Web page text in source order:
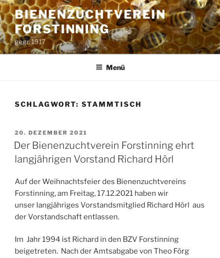
Zum
Inhalt
springen
BIENENZUCHTVEREIN
FORSTINNING
gegr. 1917
Menü
SCHLAGWORT: STAMMTISCH
VERÖFFENTLICHT
AM
20. DEZEMBER 2021
Der Bienenzuchtverein Forstinning ehrt
langjährigen Vorstand Richard Hörl
Auf der Weihnachtsfeier des Bienenzuchtvereins
Forstinning, am Freitag, 17.12.2021 haben wir
unser langjähriges Vorstandsmitglied Richard Hörl aus
der Vorstandschaft entlassen.
Im Jahr 1994 ist Richard in den BZV Forstinning
beigetreten. Nach der Amtsabgabe von Theo Förg